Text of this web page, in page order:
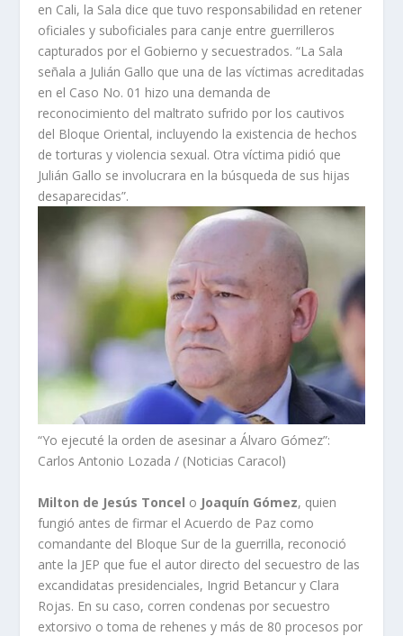
en Cali, la Sala dice que tuvo responsabilidad en retener
oficiales y suboficiales para canje entre guerrilleros
capturados por el Gobierno y secuestrados. “La Sala
señala a Julián Gallo que una de las víctimas acreditadas
en el Caso No. 01 hizo una demanda de
reconocimiento del maltrato sufrido por los cautivos
del Bloque Oriental, incluyendo la existencia de hechos
de torturas y violencia sexual. Otra víctima pidió que
Julián Gallo se involucrara en la búsqueda de sus hijas
desaparecidas”.
“Yo ejecuté la orden de asesinar a Álvaro Gómez”:
Carlos Antonio Lozada / (Noticias Caracol)
Milton de Jesús Toncel o Joaquín Gómez, quien
fungió antes de firmar el Acuerdo de Paz como
comandante del Bloque Sur de la guerrilla, reconoció
ante la JEP que fue el autor directo del secuestro de las
excandidatas presidenciales, Ingrid Betancur y Clara
Rojas. En su caso, corren condenas por secuestro
extorsivo o toma de rehenes y más de 80 procesos por